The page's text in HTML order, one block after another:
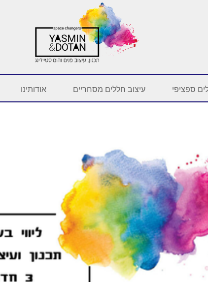
ספציפי עיצוב חללים מסחריים אודותינו